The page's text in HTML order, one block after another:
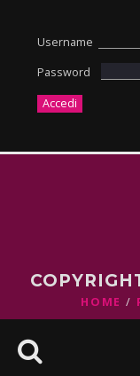
Username
Password
HOME